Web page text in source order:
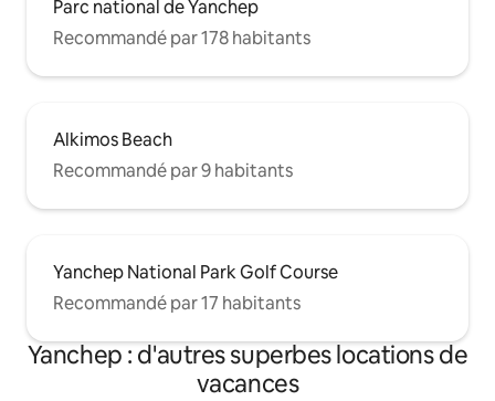
Parc national de Yanchep
Recommandé par 178 habitants
Alkimos Beach
Recommandé par 9 habitants
Yanchep National Park Golf Course
Recommandé par 17 habitants
Yanchep : d'autres superbes locations de
vacances